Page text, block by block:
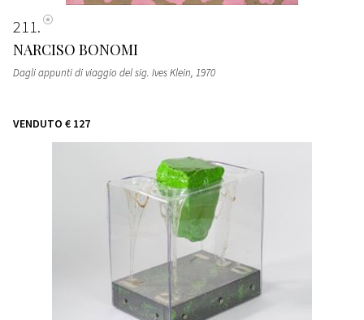
211
NARCISO BONOMI
Dagli appunti di viaggio del sig. Ives Klein, 1970
VENDUTO € 127